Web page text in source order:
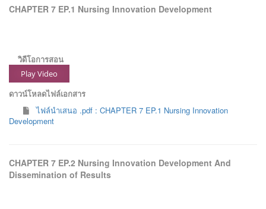
CHAPTER 7 EP.1 Nursing Innovation Development
วิดีโอการสอน
Play Video
ดาวน์โหลดไฟล์เอกสาร
ไฟล์นำเสนอ .pdf : CHAPTER 7 EP.1 Nursing Innovation
Development
CHAPTER 7 EP.2 Nursing Innovation Development And
Dissemination of Results